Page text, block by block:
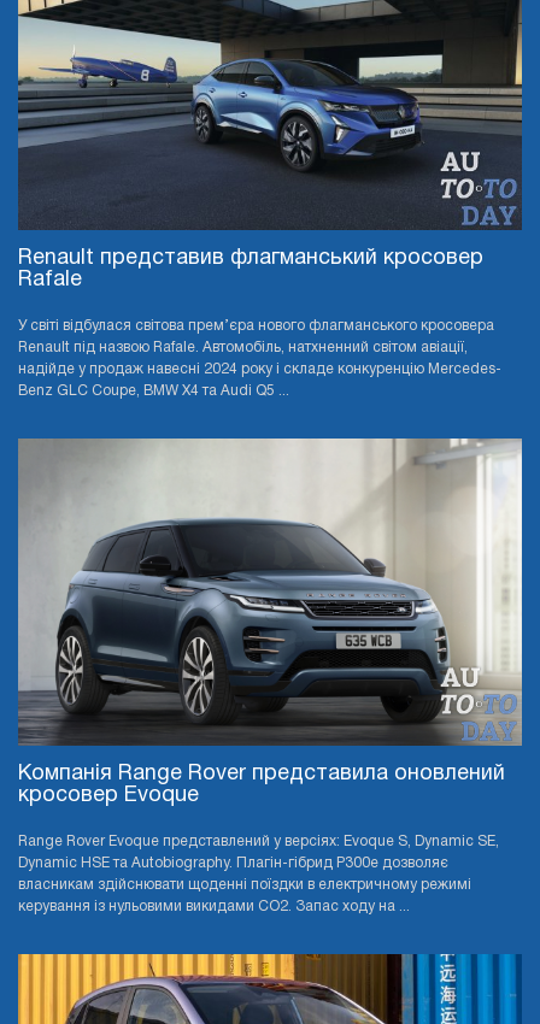
Renault представив флагманський кросовер
Rafale
У світі відбулася світова прем’єра нового флагманського кросовера
Renault під назвою Rafale. Автомобіль, натхненний світом авіації,
надійде у продаж навесні 2024 року і складе конкуренцію Mercedes-
Benz GLC Coupe, BMW X4 та Audi Q5 ...
Компанія Range Rover представила оновлений
кросовер Evoque
Range Rover Evoque представлений у версіях: Evoque S, Dynamic SE,
Dynamic HSE та Autobiography. Плагін-гібрид P300e дозволяє
власникам здійснювати щоденні поїздки в електричному режимі
керування із нульовими викидами CO2. Запас ходу на ...